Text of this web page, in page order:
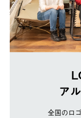
ア
全国のロ